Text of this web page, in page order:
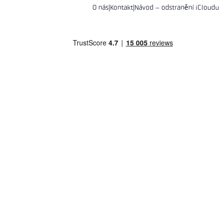
O nás|Kontakt|Návod – odstranění iCloudu